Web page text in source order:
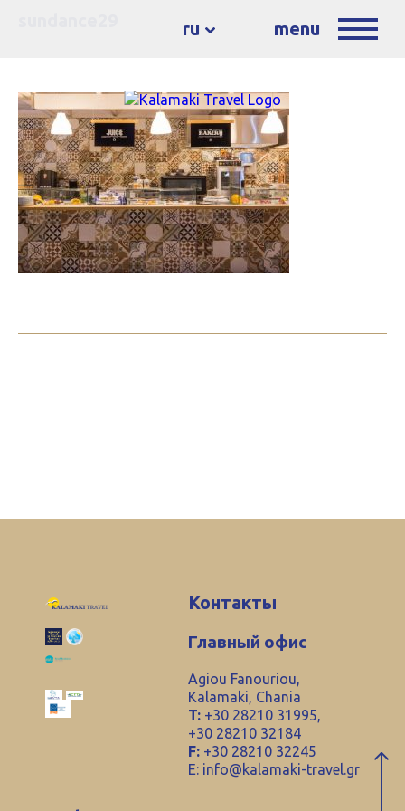
ru menu
Контакты
Главный офис
Agiou Fanouriou,
Kalamaki, Chania
T: +30 28210 31995,
+30 28210 32184
F: +30 28210 32245
E: info@kalamaki-travel.gr